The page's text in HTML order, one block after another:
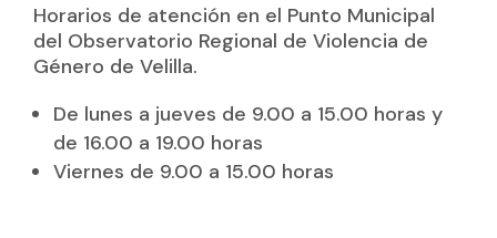
Horarios de atención en el Punto Municipal
del Observatorio Regional de Violencia de
Género de Velilla.
De lunes a jueves de 9.00 a 15.00 horas y
de 16.00 a 19.00 horas
Viernes de 9.00 a 15.00 horas